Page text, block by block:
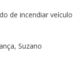
de incendiar veículo
, Suzano